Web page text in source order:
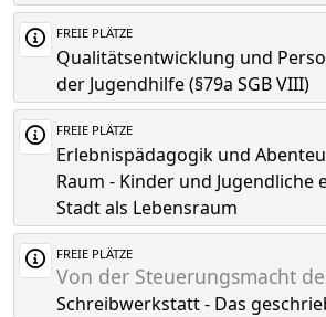
FREIE PLÄTZE
Qualitätsentwicklung und
der Jugendhilfe (§79a SGB VIII)
FREIE PLÄTZE
Erlebnispädagogik und
Raum - Kinder und Jugendliche
Stadt als Lebensraum
FREIE PLÄTZE
Von der Steuerungsmacht
Schreibwerkstatt - Das